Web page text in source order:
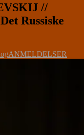
//
Russiske
ANMELDELSER